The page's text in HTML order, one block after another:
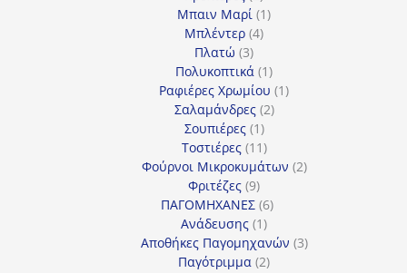
προϊόντα
Μπαιν Μαρί 11
Μπλέντερ 44
Πλατώ 33
προϊόντα
Πολυκοπτικά 11
προϊόν
Ραφιέρες Χρωμίου 11
Σαλαμάνδρες 22
Σουπιέρες 11
προϊόν
Τοστιέρες 1111
προϊόντα
Φούρνοι Μικροκυμάτων 22
Φριτέζες 99
προϊόντα
ΠΑΓΟΜΗΧΑΝΕΣ 66
Ανάδευσης 11
προϊόν
Αποθήκες Παγομηχανών 33
Παγότριμμα 22